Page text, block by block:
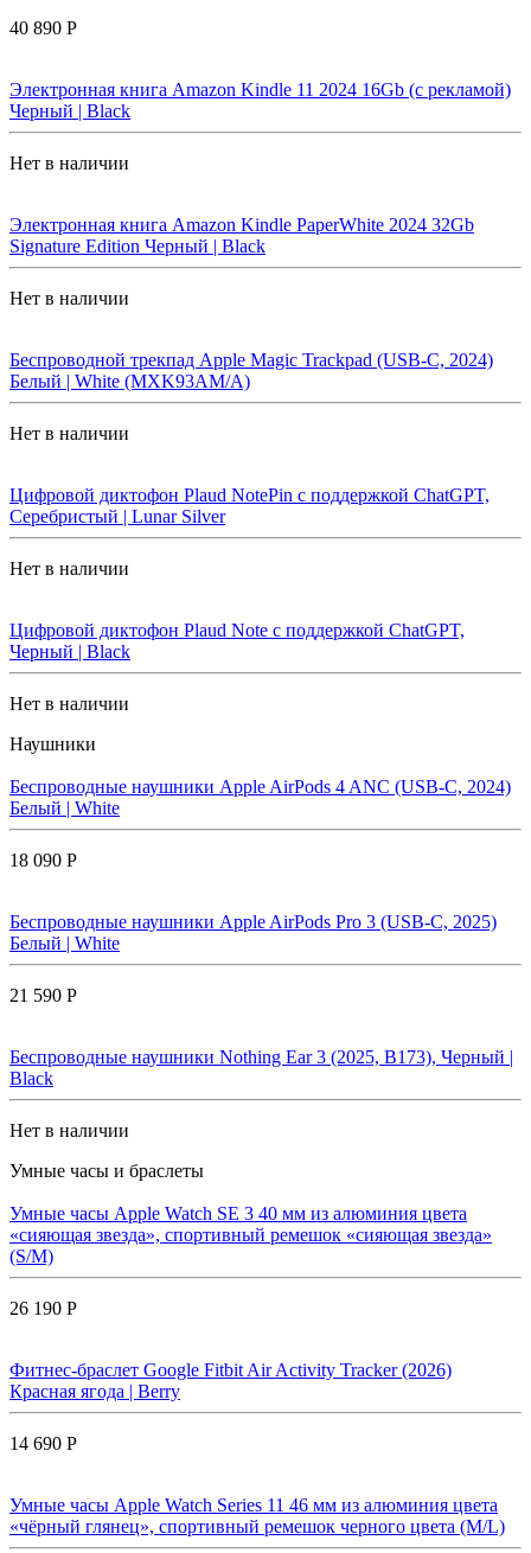
40 890 Р
Электронная книга Amazon Kindle 11 2024 16Gb (с рекламой)
Черный | Black
Нет в наличии
Электронная книга Amazon Kindle PaperWhite 2024 32Gb
Signature Edition Черный | Black
Нет в наличии
Беспроводной трекпад Apple Magic Trackpad (USB-C, 2024)
Белый | White (MXK93AM/A)
Нет в наличии
Цифровой диктофон Plaud NotePin с поддержкой ChatGPT,
Серебристый | Lunar Silver
Нет в наличии
Цифровой диктофон Plaud Note с поддержкой ChatGPT,
Черный | Black
Нет в наличии
Наушники
Беспроводные наушники Apple AirPods 4 ANC (USB-C, 2024)
Белый | White
18 090 Р
Беспроводные наушники Apple AirPods Pro 3 (USB-C, 2025)
Белый | White
21 590 Р
Беспроводные наушники Nothing Ear 3 (2025, B173), Черный |
Black
Нет в наличии
Умные часы и браслеты
Умные часы Apple Watch SE 3 40 мм из алюминия цвета
«сияющая звезда», спортивный ремешок «сияющая звезда»
(S/M)
26 190 Р
Фитнес-браслет Google Fitbit Air Activity Tracker (2026)
Красная ягода | Berry
14 690 Р
Умные часы Apple Watch Series 11 46 мм из алюминия цвета
«чёрный глянец», спортивный ремешок черного цвета (M/L)